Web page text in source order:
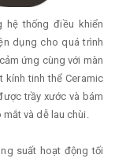
hệ thống điều khiển
dụng cho quá trình
ứng cùng với màn
kính tinh thể Ceramic
trầy xước và bám
và dễ lau chùi.
suất hoạt động tối